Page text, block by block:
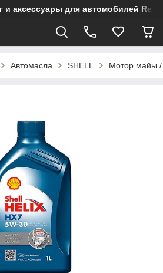
и аксессуары для автомобилей
Автомасла SHELL Мотор майы /